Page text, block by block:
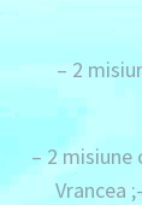
– 2
– 2 misiune
Vrancea ;